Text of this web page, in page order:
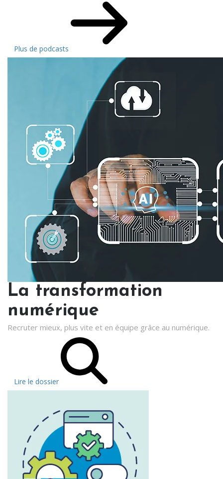
Plus de podcasts
La transformation
numérique
Recruter mieux, plus vite et en équipe grâce au numérique.
Lire le dossier